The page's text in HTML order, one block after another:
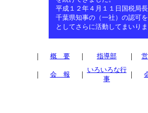
平成１２年４月１１日国税局
千葉県知事の（一社）の認可
としてさらに活動してまいりま
| 概 要 | 指導部 |
| 会 報 |
いろいろな行
事
|